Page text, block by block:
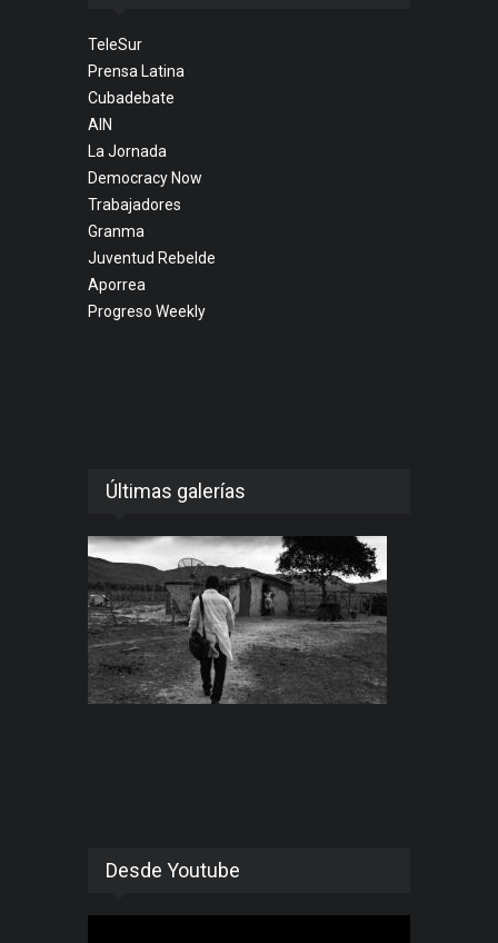
TeleSur
Prensa Latina
Cubadebate
AIN
La Jornada
Democracy Now
Trabajadores
Granma
Juventud Rebelde
Aporrea
Progreso Weekly
Últimas galerías
Desde Youtube